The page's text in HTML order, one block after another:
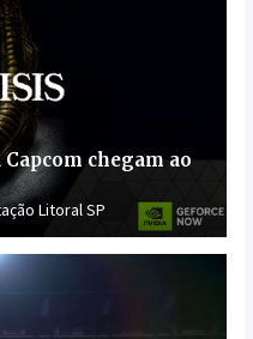
chegam ao
Litoral SP